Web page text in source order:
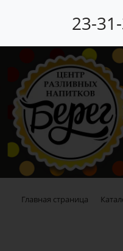
23-
Главная страница